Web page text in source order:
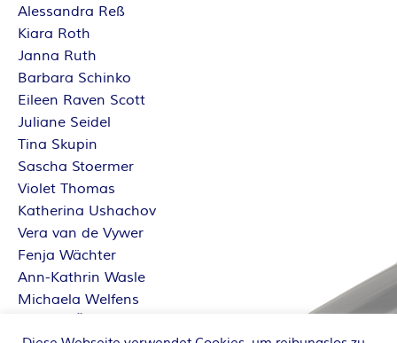
Alessandra Reß
Kiara Roth
Janna Ruth
Barbara Schinko
Eileen Raven Scott
Juliane Seidel
Tina Skupin
Sascha Stoermer
Violet Thomas
Katherina Ushachov
Vera van de Vywer
Fenja Wächter
Ann-Kathrin Wasle
Michaela Welfens